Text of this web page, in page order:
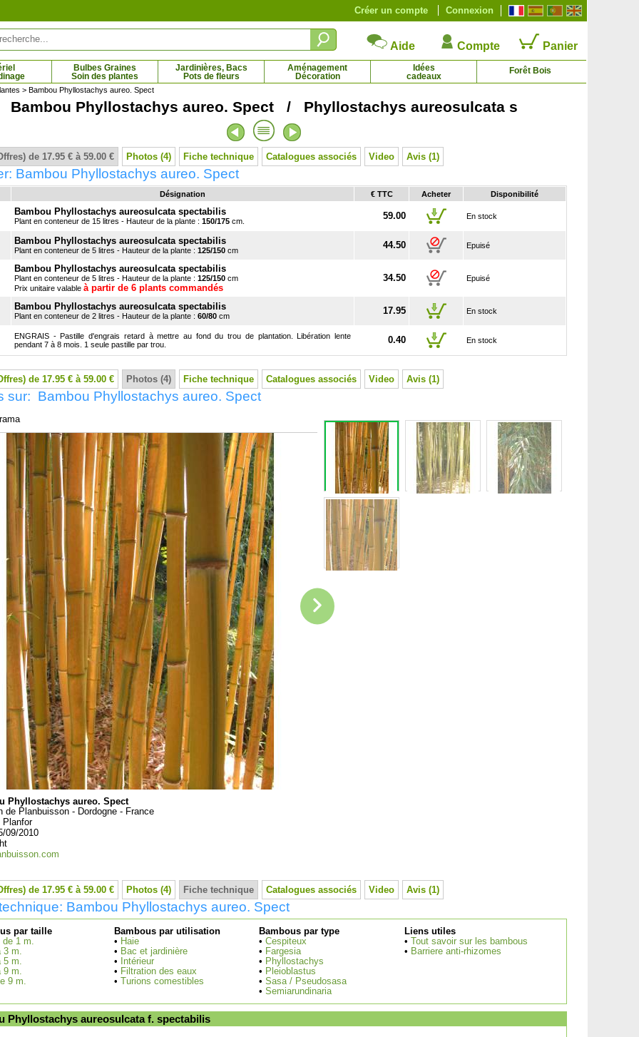
Connexion
Créer un compte
Aide Compte Panier
Bulbes Graines
Soin des plantes
Jardinières, Bacs
Pots de fleurs
Aménagement
Décoration
Idées
cadeaux
Forêt Bois
Violette odorante 'Parme de Toulouse'
> Bambou Phyllostachys aureo. Spect
Bambou Phyllostachys aureo. Spect / Phyllostachys aureosulcata s
de 17.95 € à 59.00 € Photos (4) Fiche technique Catalogues associés Video Avis (1)
Bambou Phyllostachys aureo. Spect
Désignation € TTC Acheter Disponibilité
Bambou Phyllostachys aureosulcata spectabilis
Plant en conteneur de 15 litres - Hauteur de la plante : 150/175 cm. 59.00 En stock
Bambou Phyllostachys aureosulcata spectabilis
Plant en conteneur de 5 litres - Hauteur de la plante : 125/150 cm 44.50 Epuisé
Bambou Phyllostachys aureosulcata spectabilis
Plant en conteneur de 5 litres - Hauteur de la plante : 125/150 cm
Prix unitaire valable à partir de 6 plants commandés
34.50 Epuisé
Bambou Phyllostachys aureosulcata spectabilis
Plant en conteneur de 2 litres - Hauteur de la plante : 60/80 cm 17.95 En stock
ENGRAIS - Pastille d'engrais retard à mettre au fond du trou de plantation. Libération lente
pendant 7 à 8 mois. 1 seule pastille par trou.
0.40 En stock
de 17.95 € à 59.00 € Photos (4) Fiche technique Catalogues associés Video Avis (1)
sur: Bambou Phyllostachys aureo. Spect
Phyllostachys aureo. Spect
de Planbuisson - Dordogne - France
Planfor
09/2010
de 17.95 € à 59.00 € Photos (4) Fiche technique Catalogues associés Video Avis (1)
Bambou Phyllostachys aureo. Spect
par taille
de 1 m.
3 m.
5 m.
9 m.
9 m.
Bambous par utilisation
• Haie
• Bac et jardinière
•
Intérieur
• Filtration des eaux
•
Turions comestibles
Bambous par type
•Cespiteux
• Fargesia
• Phyllostachys
• Pleioblastus
•Sasa / Pseudosasa
•Semiarundinaria
Liens utiles
•
Tout savoir sur les bambous
• Barriere anti-rhizomes
Phyllostachys aureosulcata f. spectabilis